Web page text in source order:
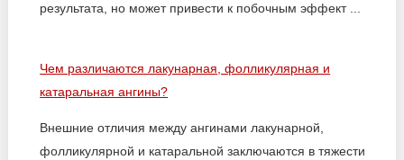
результата, но может привести к побочным эффект ...
Чем различаются лакунарная, фолликулярная и
катаральная ангины?
Внешние отличия между ангинами лакунарной,
фолликулярной и катаральной заключаются в тяжести